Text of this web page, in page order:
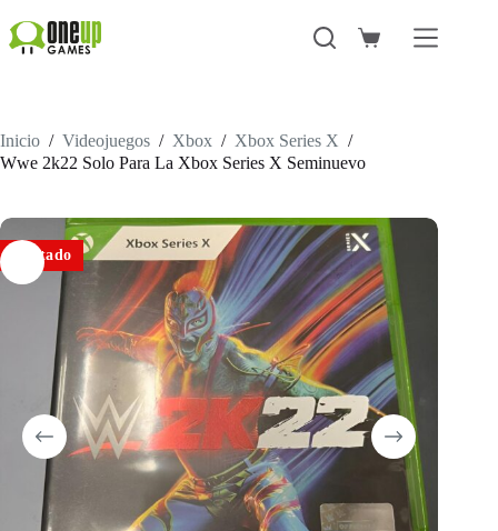
al
contenido
Carro
Inicio / Videojuegos / Xbox / Xbox Series X /
Wwe 2k22 Solo Para La Xbox Series X Seminuevo
Agotado